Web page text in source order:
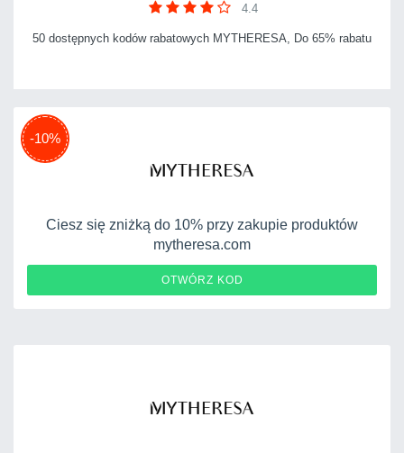
4.4
50 dostępnych kodów rabatowych MYTHERESA, Do 65% rabatu
-10%
Ciesz się zniżką do 10% przy zakupie produktów
mytheresa.com
OTWÓRZ KOD